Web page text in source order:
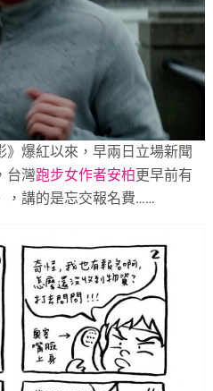
》爆紅以來，早兩日立場新聞
台灣跑步女作者安柏更早前有
，講的是忘交報名費……